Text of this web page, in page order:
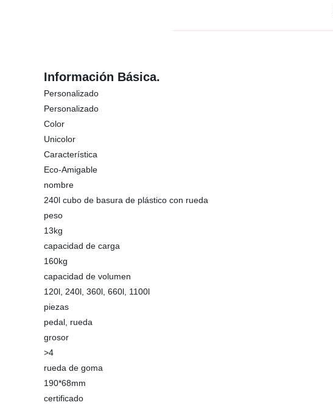
Información Básica.
Personalizado
Personalizado
Color
Unicolor
Característica
Eco-Amigable
nombre
240l cubo de basura de plástico con rueda
peso
13kg
capacidad de carga
160kg
capacidad de volumen
120l, 240l, 360l, 660l, 1100l
piezas
pedal, rueda
grosor
>4
rueda de goma
190*68mm
certificado